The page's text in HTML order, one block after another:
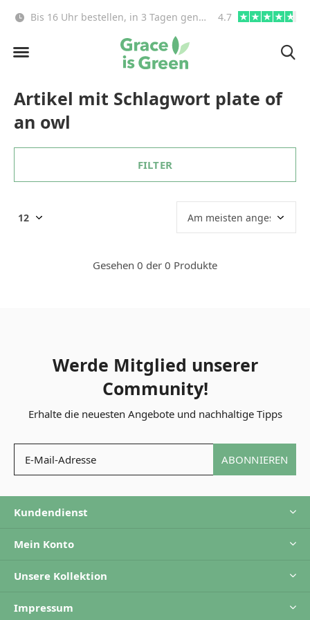
Bis 16 Uhr bestellen, in 3 Tagen genießen (EU)! Kostenloser
4.7
Artikel mit Schlagwort plate of
an owl
FILTER
Gesehen 0 der 0 Produkte
Werde Mitglied unserer
Community!
Erhalte die neuesten Angebote und nachhaltige Tipps
ABONNIEREN
Kundendienst
Mein Konto
Unsere Kollektion
Impressum